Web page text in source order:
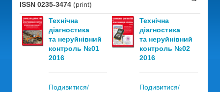
ISSN 0235-3474 (print)
Технічна
діагностика
та неруйнівний
контроль №01
2016
Подивитися/
Технічна
діагностика
та неруйнівний
контроль №02
2016
Подивитися/